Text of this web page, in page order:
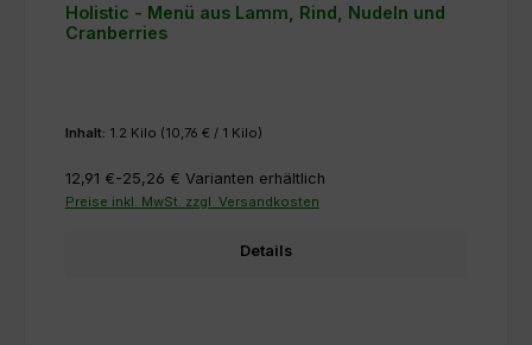
Holistic - Menü aus Lamm, Rind, Nudeln und
Cranberries
Inhalt: 1.2 Kilo (10,76 € / 1 Kilo)
12,91 €-25,26 € Varianten erhältlich
Preise inkl. MwSt. zzgl. Versandkosten
Details